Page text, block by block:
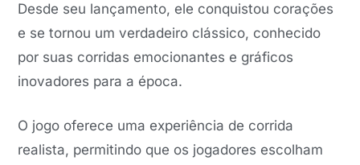
Desde seu lançamento, ele conquistou corações
e se tornou um verdadeiro clássico, conhecido
por suas corridas emocionantes e gráficos
inovadores para a época.
O jogo oferece uma experiência de corrida
realista, permitindo que os jogadores escolham